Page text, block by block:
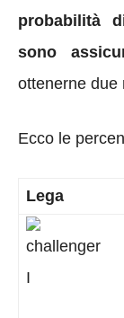
probabilità
sono
ottenerne due
Ecco le
Lega